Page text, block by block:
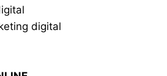
digital